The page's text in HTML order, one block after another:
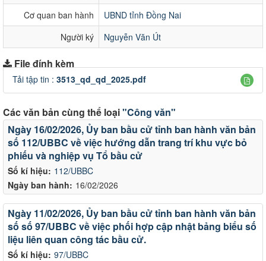
Cơ quan ban hành
UBND tỉnh Đồng Nai
Người ký
Nguyễn Văn Út
File đính kèm
Tải tập tin : 3513_qd_qd_2025.pdf
Các văn bản cùng thể loại"Công văn"
Số kí hiệu: 112/UBBC
Ngày ban hành: 16/02/2026
Ngày 16/02/2026, Ủy ban bầu cử tỉnh ban hành văn bản
số 112/UBBC về việc hướng dẫn trang trí khu vực bỏ
phiếu và nghiệp vụ Tổ bầu cử
Số kí hiệu: 97/UBBC
Ngày 11/02/2026, Ủy ban bầu cử tỉnh ban hành văn bản
số số 97/UBBC về việc phối hợp cập nhật bảng biểu số
liệu liên quan công tác bầu cử.